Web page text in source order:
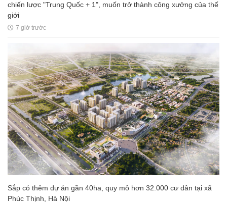
chiến lược "Trung Quốc + 1", muốn trở thành công xưởng của thế
giới
7 giờ trước
Sắp có thêm dự án gần 40ha, quy mô hơn 32.000 cư dân tại xã
Phúc Thịnh, Hà Nội